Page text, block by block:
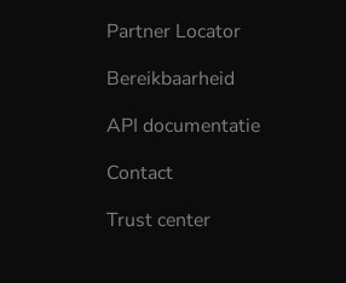
Partner Locator
Bereikbaarheid
API documentatie(opens
Contact
Trust center